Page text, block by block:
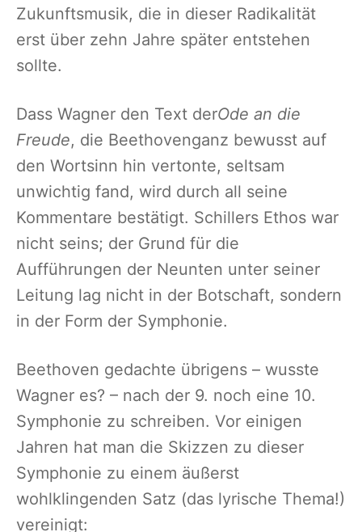
Zukunftsmusik, die in dieser Radikalität
erst über zehn Jahre später entstehen
sollte.
Dass Wagner den Text derOde an die
Freude, die Beethovenganz bewusst auf
den Wortsinn hin vertonte, seltsam
unwichtig fand, wird durch all seine
Kommentare bestätigt. Schillers Ethos war
nicht seins; der Grund für die
Aufführungen der Neunten unter seiner
Leitung lag nicht in der Botschaft, sondern
in der Form der Symphonie.
Beethoven gedachte übrigens – wusste
Wagner es? – nach der 9. noch eine 10.
Symphonie zu schreiben. Vor einigen
Jahren hat man die Skizzen zu dieser
Symphonie zu einem äußerst
wohlklingenden Satz (das lyrische Thema!)
vereinigt: